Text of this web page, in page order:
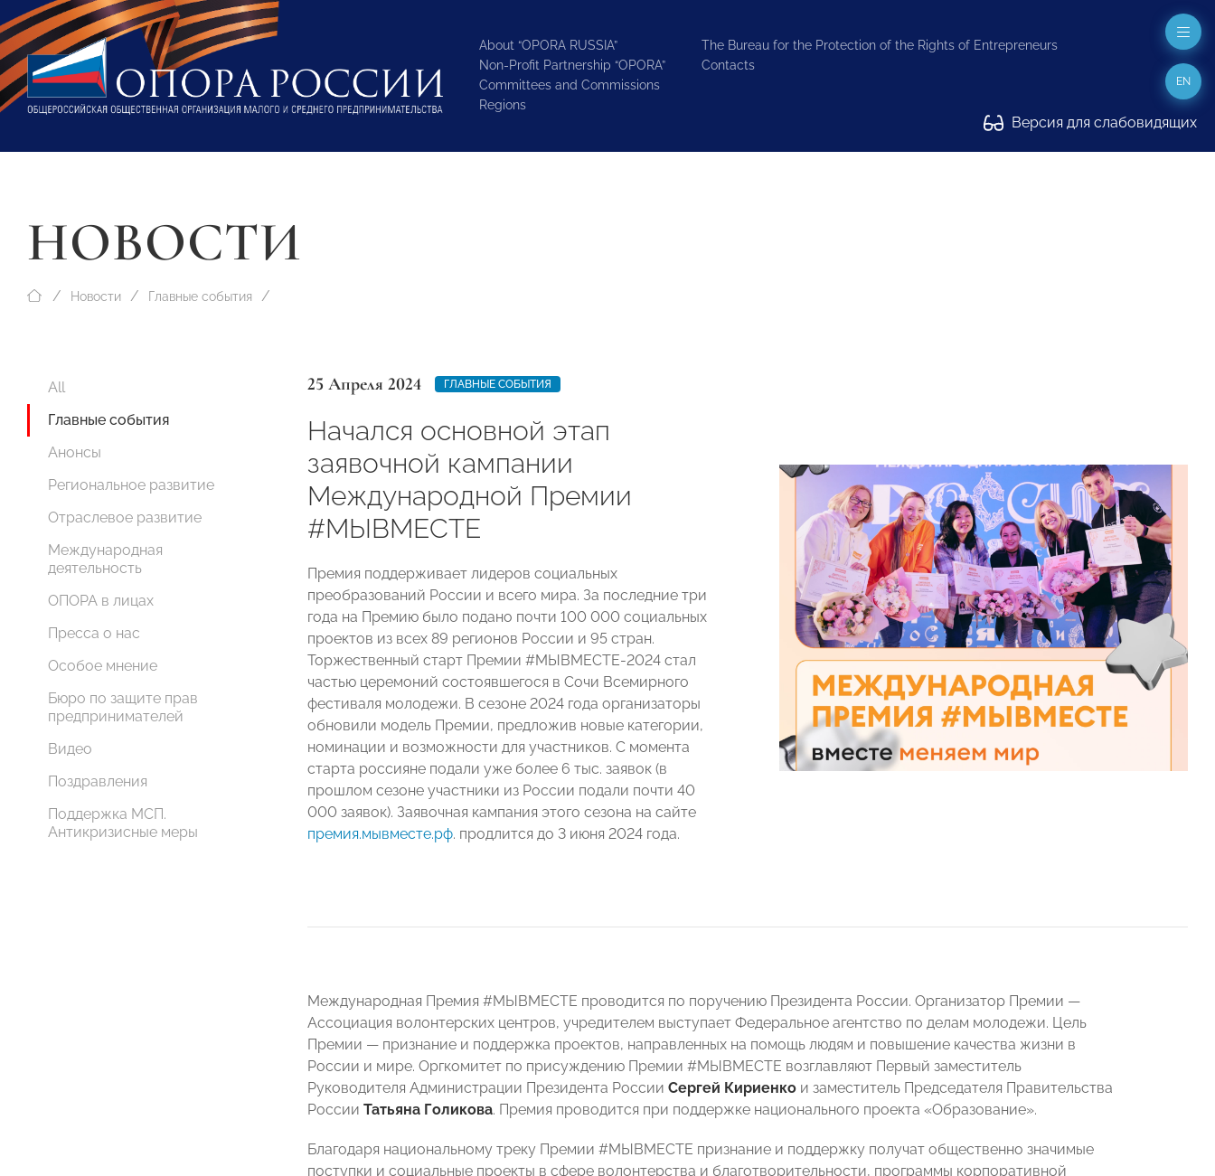
About “OPORA RUSSIA”
Non-Profit Partnership “OPORA”
Committees and Commissions
Regions
The Bureau for the Protection of the Rights of Entrepreneurs
Contacts
Версия для слабовидящих
EN
НОВОСТИ
Новости Главные события
All
Главные события
Анонсы
Региональное развитие
Отраслевое развитие
Международная
деятельность
ОПОРА в лицах
Пресса о нас
Особое мнение
Бюро по защите прав
предпринимателей
Видео
Поздравления
Поддержка МСП.
Антикризисные меры
25 Апреля 2024 ГЛАВНЫЕ СОБЫТИЯ
Начался основной этап
заявочной кампании
Международной Премии
#МЫВМЕСТЕ
Премия поддерживает лидеров социальных
преобразований России и всего мира. За последние три
года на Премию было подано почти 100 000 социальных
проектов из всех 89 регионов России и 95 стран.
Торжественный старт Премии #МЫВМЕСТЕ-2024 стал
частью церемоний состоявшегося в Сочи Всемирного
фестиваля молодежи. В сезоне 2024 года организаторы
обновили модель Премии, предложив новые категории,
номинации и возможности для участников. С момента
старта россияне подали уже более 6 тыс. заявок (в
прошлом сезоне участники из России подали почти 40
000 заявок). Заявочная кампания этого сезона на сайте
премия.мывместе.рф. продлится до 3 июня 2024 года.
Международная Премия #МЫВМЕСТЕ проводится по поручению Президента России. Организатор Премии —
Ассоциация волонтерских центров, учредителем выступает Федеральное агентство по делам молодежи. Цель
Премии — признание и поддержка проектов, направленных на помощь людям и повышение качества жизни в
России и мире. Оргкомитет по присуждению Премии #МЫВМЕСТЕ возглавляют Первый заместитель
Руководителя Администрации Президента России Сергей Кириенко и заместитель Председателя Правительства
России Татьяна Голикова. Премия проводится при поддержке национального проекта «Образование».
Благодаря национальному треку Премии #МЫВМЕСТЕ признание и поддержку получат общественно значимые
поступки и социальные проекты в сфере волонтерства и благотворительности, программы корпоративной